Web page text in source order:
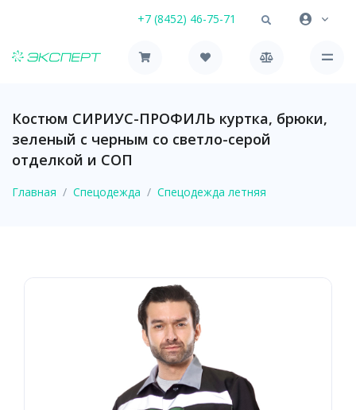
+7 (8452) 46-75-71
Костюм СИРИУС-ПРОФИЛЬ куртка, брюки,
зеленый с черным со светло-серой
отделкой и СОП
Главная Спецодежда Спецодежда летняя